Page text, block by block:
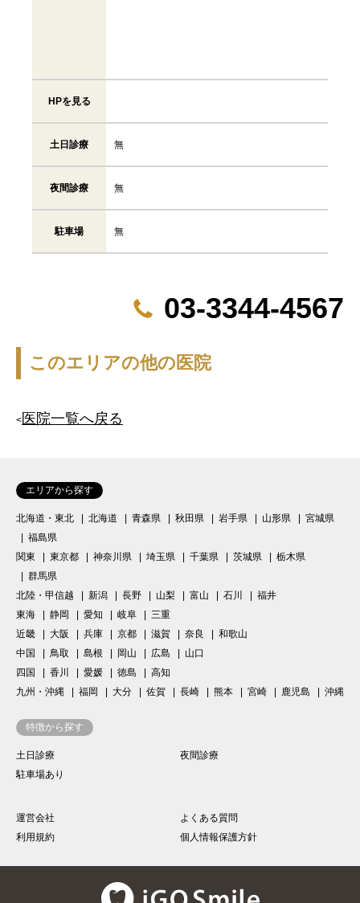
HPを見る
土日診療 無
夜間診療 無
駐車場 無
03-3344-4567
このエリアの他の医院
< 医院一覧へ戻る
エリアから探す
北海道・東北 北海道 青森県 秋田県 岩手県 山形県
宮城県
福島県
関東
東京都 神奈川県 埼玉県 千葉県 茨城県
栃木県
群馬県
北陸・甲信越
新潟 長野 山梨 富山 石川
福井
東海
静岡 愛知 岐阜
三重
近畿
大阪 兵庫 京都 滋賀 奈良
和歌山
中国
鳥取 島根 岡山 広島
山口
四国
香川 愛媛 徳島
高知
九州・沖縄
福岡 大分 佐賀 長崎 熊本 宮崎 鹿児島 沖縄
特徴から探す
土日診療
夜間診療
駐車場あり
運営会社
よくある質問
利用規約
個人情報保護方針